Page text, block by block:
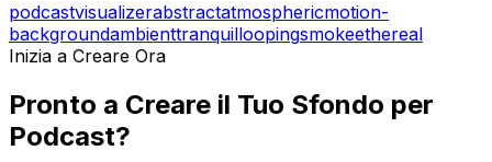
podcastvisualizerabstractatmosphericmotion-
backgroundambienttranquilloopingsmokeethereal
Inizia a Creare Ora
Pronto a Creare il Tuo Sfondo per
Podcast?